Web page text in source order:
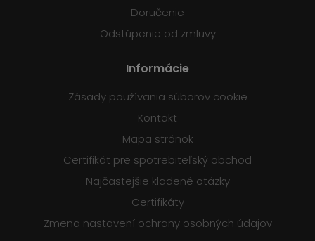
Doručenie
Odstúpenie od zmluvy
Informácie
Zásady používania súborov cookie
Kontakt
Mapa stránok
Certifikát pre spotrebiteľský obchod
Najčastejšie kladené otázky
Certifikáty
Zmena nastavení ochrany osobných údajov